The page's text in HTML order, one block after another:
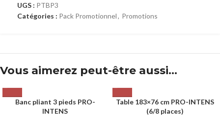
UGS : PTBP3
Catégories : Pack Promotionnel, Promotions
Vous aimerez peut-être aussi…
Banc pliant 3 pieds PRO-
INTENS
Table 183×76 cm PRO-INTENS
(6/8 places)